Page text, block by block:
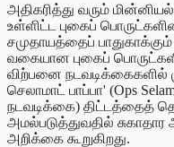
அதிகரித்து வரும் மின்னியல்
உள்ளிட்ட புகைப்
சமுதாயத்தைப்
வகையான புகைப்
விற்பனை நடவடிக்கைகளில்
செலாமாட் பாப்பா' (Ops
நடவடிக்கை) திட்டத்தைத்
அமல்படுத்துவதில்
அறிக்கை கூறுகிறது.